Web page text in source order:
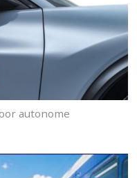
autonome